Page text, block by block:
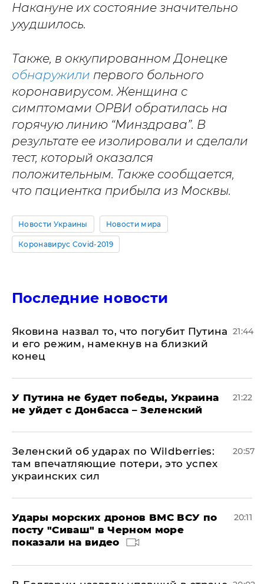
Накануне их состояние значительно
ухудшилось.
Также, в оккупированном Донецке
обнаружили первого больного
коронавирусом. Женщина с
симптомами ОРВИ обратилась на
горячую линию “Минздрава”. В
результате ее изолировали и сделали
тест, который оказался
положительным. Также сообщается,
что пациентка прибыла из Москвы.
Новости Украины Новости мира
Коронавирус Covid-2019
Последние новости
Яковина назвал то, что погубит Путина
и его режим, намекнув на близкий
конец
21:44
У Путина не будет победы, Украина
не уйдет с Донбасса – Зеленский
21:22
Зеленский об ударах по Wildberries:
там впечатляющие потери, это успех
украинских сил
20:57
Удары морских дронов ВМС ВСУ по
посту "Сиваш" в Черном море
показали на видео
20:11